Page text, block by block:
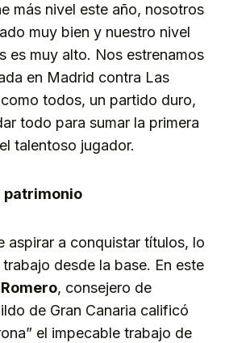
más nivel este año, nosotros
muy bien y nuestro nivel
es muy alto. Nos estrenamos
en Madrid contra Las
todos, un partido duro,
todo para sumar la primera
talentoso jugador.
patrimonio
aspirar a conquistar títulos, lo
desde la base. En este
, consejero de
de Gran Canaria calificó
el impecable trabajo de